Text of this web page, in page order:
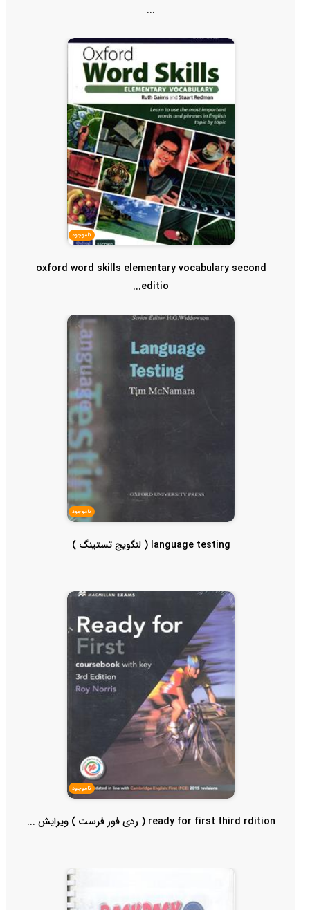
...
ناموجود
oxford word skills elementary vocabulary second
editio...
ناموجود
language testing ( لنگویج تستینگ )
ناموجود
ready for first third rdition ( ردی فور فرست ) ویرایش ...